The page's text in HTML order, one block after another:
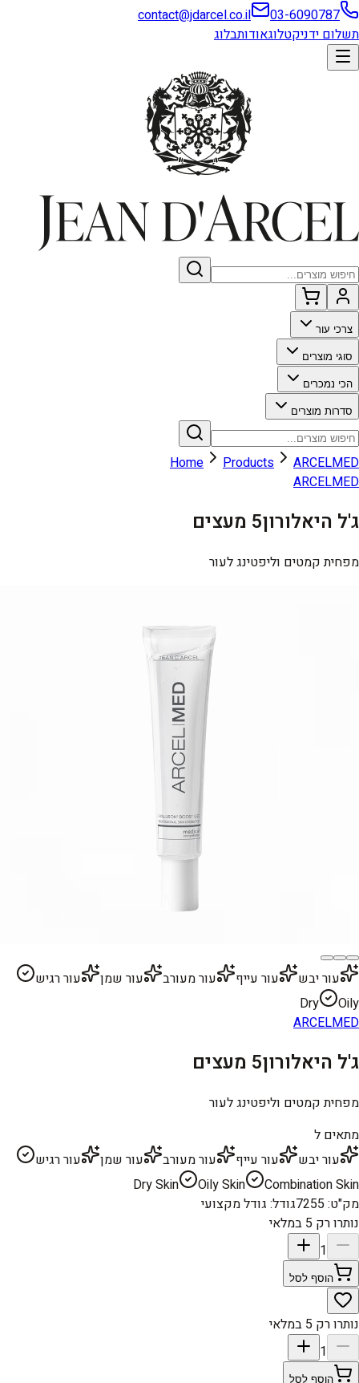
03-6090787
contact@jdarcel.co.il
תשלום ידניקטלוגאודותבלוג
צרכי עור
סוגי מוצרים
הכי נמכרים
סדרות מוצרים
Home Products
ARCELMED
ARCELMED
ג'ל היאלורון5 מעצים
מפחית קמטים וליפטינג לעור
עור יבש עור עייף עור מעורב עור שמן
עור רגיש
Dry
Oily
ARCELMED
ג'ל היאלורון5 מעצים
מפחית קמטים וליפטינג לעור
מתאים ל
עור יבש
עור עייף עור מעורב עור שמן
עור רגיש
Dry Skin
Oily Skin
Combination Skin
מק"ט:
7255גודל: גודל מקצועי
נותרו רק 5 במלאי
1
הוסף לסל
נותרו רק 5 במלאי
1
הוסף לסל